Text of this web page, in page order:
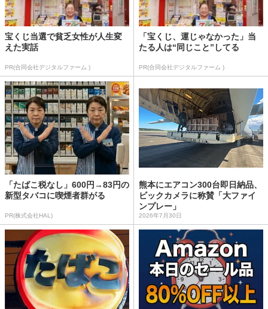
宝くじ当選で貧乏女性が人生変
えた実話
PR(合同会社デジタルファーム )
「宝くじ、運じゃなかった」当
たる人は“同じこと”してる
PR(合同会社デジタルファーム )
「たばこ税なし」600円→83円の
新型タバコに喫煙者群がる
PR(株式会社HAL)
熊本にエアコン300台即日納品、
ビックカメラに称賛「大ファイ
ンプレー」
2026年7月30日